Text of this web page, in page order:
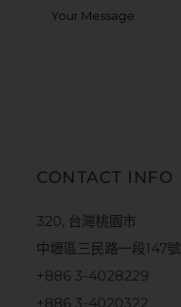
CONTACT INFO
320, 台灣桃園市
中壢區三民路一段147號
+886 3-4028229
+886 3-4020322